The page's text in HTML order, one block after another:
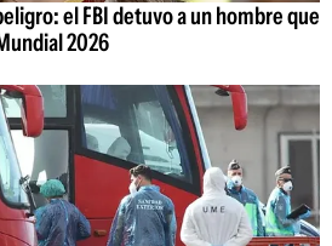
el FBI detuvo a un hombre que
2026